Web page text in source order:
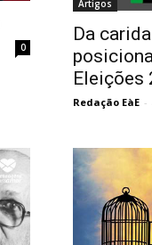
0
Artigos
Da
Eleições
Redação EàE -